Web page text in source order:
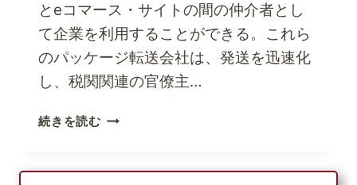
とeコマース・サイトの間の仲介者とし
て企業を利用することができる。これら
のパッケージ転送会社は、発送を迅速化
し、税関関連の官僚主…
続きを読む荷
転